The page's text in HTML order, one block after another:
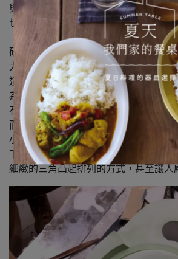
與金屬研磨器相比，凸起的部分做得簡
也很容易清洗乾淨。
研發這款磨泥皿花費了極大的工夫與精
尤其是那些細微的凸起部位，工序上是
造。
為了量產，首先必須製作石膏模具。
石膏製成的凸起部位非常纖細易碎，
而且為了不要太過尖銳，數度修正尖端
小心翼翼多次微調，才製作出可以量產
下圖就是「量產用的石膏模具」。
細緻的三角凸起排列的方式，甚至讓人